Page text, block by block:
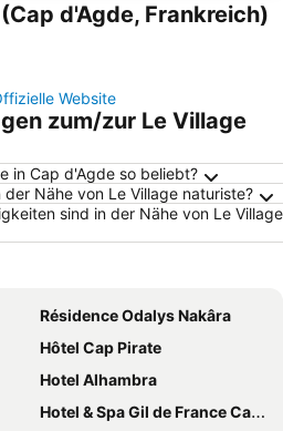
d'Agde, Frankreich)
Website
zum/zur Le Village
in Cap d'Agde so beliebt?
Nähe von Le Village naturiste?
sind in der Nähe von Le Village
Résidence Odalys Nakâra
Hôtel Cap Pirate
Hotel Alhambra
Hotel & Spa Gil de France Cap d'Agde